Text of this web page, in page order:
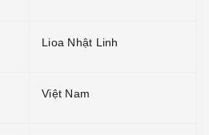
Lioa Nhật Linh
Việt Nam